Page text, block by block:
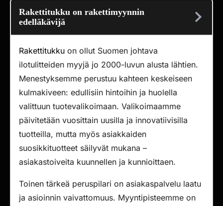
Rakettitukku on rakettimyynnin
edelläkävijä
Rakettitukku on ollut Suomen johtava
ilotulitteiden myyjä jo 2000-luvun alusta lähtien.
Menestyksemme perustuu kahteen keskeiseen
kulmakiveen: edullisiin hintoihin ja huolella
valittuun tuotevalikoimaan. Valikoimaamme
päivitetään vuosittain uusilla ja innovatiivisilla
tuotteilla, mutta myös asiakkaiden
suosikkituotteet säilyvät mukana –
asiakastoiveita kuunnellen ja kunnioittaen.
Toinen tärkeä peruspilari on asiakaspalvelu laatu
ja asioinnin vaivattomuus. Myyntipisteemme on